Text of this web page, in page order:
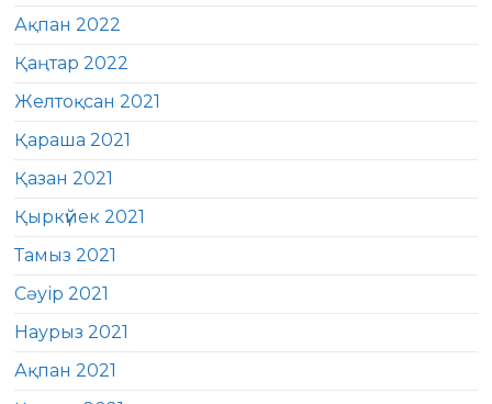
Ақпан 2022
Қаңтар 2022
Желтоқсан 2021
Қараша 2021
Қазан 2021
Қыркүйек 2021
Тамыз 2021
Сәуір 2021
Наурыз 2021
Ақпан 2021